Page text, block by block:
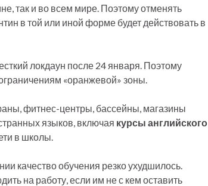
так и во всем мире. Поэтому отменять
в той или иной форме будет действовать в
локдаун после 24 января. Поэтому
«оранжевой» зоны.
фитнес-центры, бассейны, магазины
языков, включая курсы английского
в школы.
качество обучения резко ухудшилось.
на работу, если им не с кем оставить